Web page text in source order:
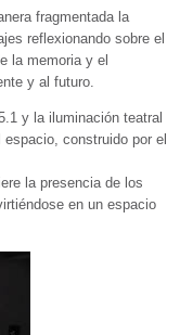
fragmentada la
reflexionando sobre el
la memoria y el
y al futuro.
y la iluminación teatral
construido por el
la presencia de los
en un espacio